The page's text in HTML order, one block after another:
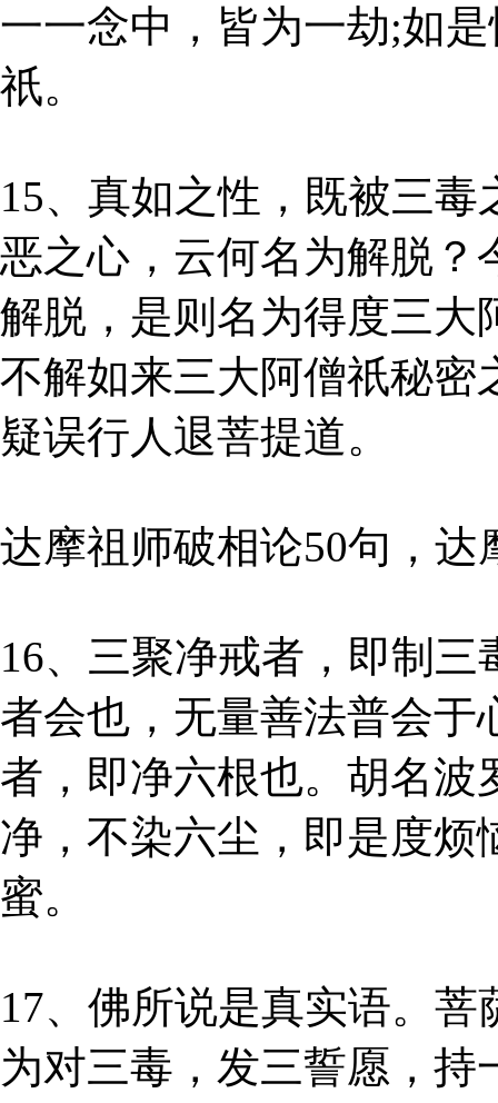
一一念中，皆为一劫;如
祇。
15、真如之性，既被三
恶之心，云何名为解脱？
解脱，是则名为得度三大
不解如来三大阿僧祇秘密
疑误行人退菩提道。
达摩祖师破相论50句，
16、三聚净戒者，即制
者会也，无量善法普会于
者，即净六根也。胡名波
净，不染六尘，即是度烦
蜜。
17、佛所说是真实语。
为对三毒，发三誓愿，